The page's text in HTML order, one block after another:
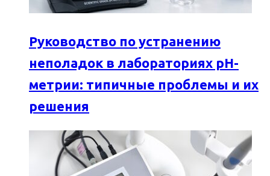
Руководство по устранению
неполадок в лабораториях pH-
метрии: типичные проблемы и их
решения